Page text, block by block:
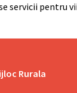
servicii
Rurala